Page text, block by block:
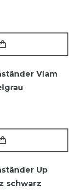
Vlam
Up
schwarz